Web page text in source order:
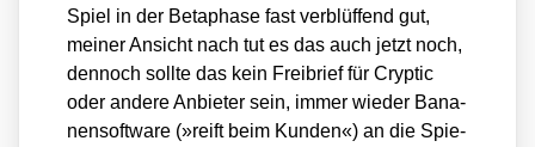
Spiel in der Beta­pha­se fast ver­blüf­fend gut,
mei­ner Ansicht nach tut es das auch jetzt noch,
den­noch soll­te das kein Frei­brief für Cryp­tic
oder ande­re Anbie­ter sein, immer wie­der Bana­
nen­soft­ware (»reift beim Kun­den«) an die Spie­